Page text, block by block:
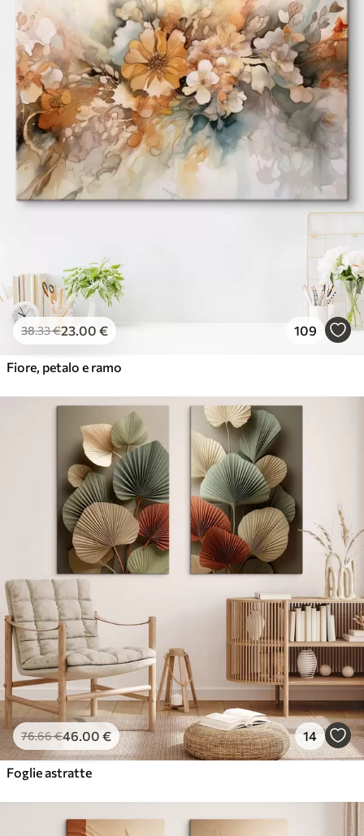
38.33€23.00 € 109
Fiore, petalo e ramo
76.66€46.00 € 14
Foglie astratte